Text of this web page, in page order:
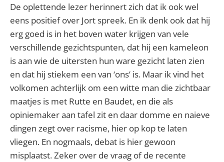
De oplettende lezer herinnert zich dat ik ook wel
eens positief over Jort spreek. En ik denk ook dat hij
erg goed is in het boven water krijgen van vele
verschillende gezichtspunten, dat hij een kameleon
is aan wie de uitersten hun ware gezicht laten zien
en dat hij stiekem een van ‘ons’ is. Maar ik vind het
volkomen achterlijk om een witte man die zichtbaar
maatjes is met Rutte en Baudet, en die als
opiniemaker aan tafel zit en daar domme en naieve
dingen zegt over racisme, hier op kop te laten
vliegen. En nogmaals, debat is hier gewoon
misplaatst. Zeker over de vraag of de recente